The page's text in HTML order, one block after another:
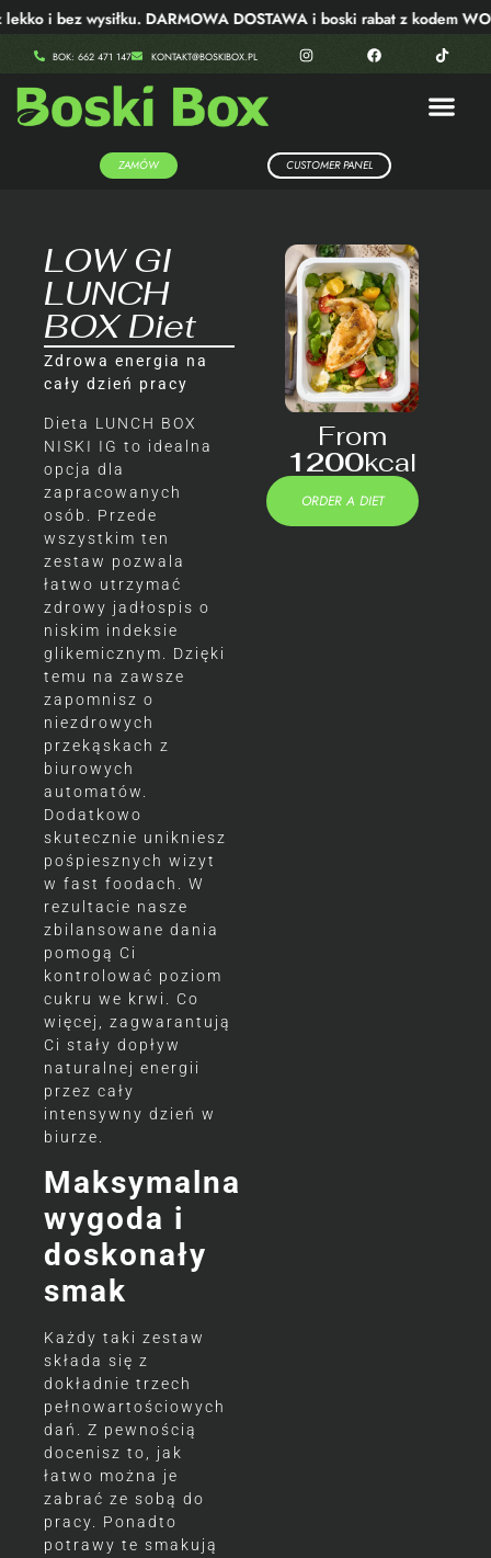
i bez wysiłku. DARMOWA DOSTAWA i boski rabat z kodem
BOK: 662 471 147 KONTAKT@BOSKIBOX.PL
ZAMÓW CUSTOMER PANEL
LOW GI
LUNCH
BOX Diet
Zdrowa energia na
cały dzień pracy
Dieta LUNCH BOX
NISKI IG to idealna
opcja dla
zapracowanych
osób. Przede
wszystkim ten
zestaw pozwala
łatwo utrzymać
zdrowy jadłospis o
niskim indeksie
glikemicznym. Dzięki
temu na zawsze
zapomnisz o
niezdrowych
przekąskach z
biurowych
automatów.
Dodatkowo
skutecznie unikniesz
pośpiesznych wizyt
w fast foodach. W
rezultacie nasze
zbilansowane dania
pomogą Ci
kontrolować poziom
cukru we krwi. Co
więcej, zagwarantują
Ci stały dopływ
naturalnej energii
przez cały
intensywny dzień w
biurze.
Maksymalna
wygoda i
doskonały
smak
Każdy taki zestaw
składa się z
dokładnie trzech
pełnowartościowych
dań. Z pewnością
docenisz to, jak
łatwo można je
zabrać ze sobą do
pracy. Ponadto
potrawy te smakują
From
1200Kcal
ORDER A DIET